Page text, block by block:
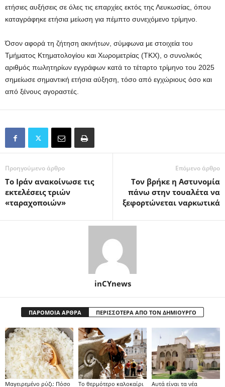
ετήσιες αυξήσεις σε όλες τις επαρχίες εκτός της Λευκωσίας, όπου
καταγράφηκε ετήσια μείωση για πέμπτο συνεχόμενο τρίμηνο.
Όσον αφορά τη ζήτηση ακινήτων, σύμφωνα με στοιχεία του
Τμήματος Κτηματολογίου και Χωρομετρίας (ΤΚΧ), ο συνολικός
αριθμός πωλητηρίων εγγράφων κατά το τέταρτο τρίμηνο του 2025
σημείωσε σημαντική ετήσια αύξηση, τόσο από εγχώριους όσο και
από ξένους αγοραστές.
Προηγούμενο άρθρο
Το Ιράν ανακοίνωσε τις
εκτελέσεις τριών
«ταραχοποιών»
Επόμενο άρθρο
Τον βρήκε η Αστυνομία
πάνω στην τουαλέτα να
ξεφορτώνεται ναρκωτικά
inCYnews
ΠΑΡΟΜΟΙΑ ΑΡΘΡΑ ΠΕΡΙΣΣΟΤΕΡΑ ΑΠΟ ΤΟΝ ΔΗΜΙΟΥΡΓΟ
Μαγειρεμένο ρύζι: Πόσο
Το θερμότερο καλοκαίρι
Αυτά είναι τα νέα